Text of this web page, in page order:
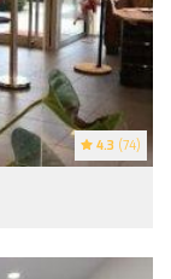
4.3 (74)